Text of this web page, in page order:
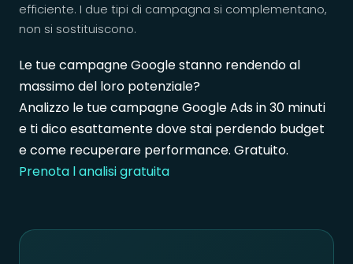
efficiente. I due tipi di campagna si complementano,
non si sostituiscono.
Le tue campagne Google stanno rendendo al
massimo del loro potenziale?
Analizzo le tue campagne Google Ads in 30 minuti
e ti dico esattamente dove stai perdendo budget
e come recuperare performance. Gratuito.
Prenota l analisi gratuita